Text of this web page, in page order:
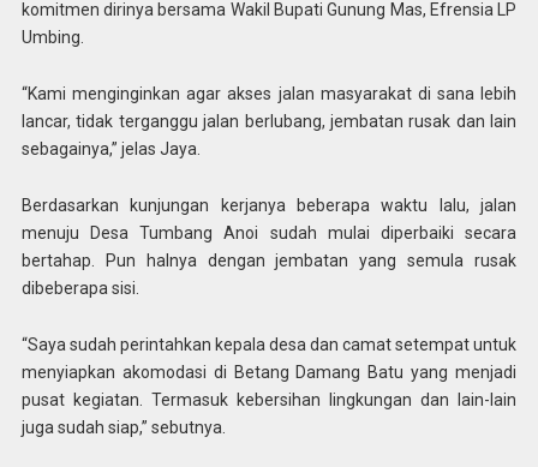
komitmen dirinya bersama Wakil Bupati Gunung Mas, Efrensia LP
Umbing.
“Kami menginginkan agar akses jalan masyarakat di sana lebih
lancar, tidak terganggu jalan berlubang, jembatan rusak dan lain
sebagainya,” jelas Jaya.
Berdasarkan kunjungan kerjanya beberapa waktu lalu, jalan
menuju Desa Tumbang Anoi sudah mulai diperbaiki secara
bertahap. Pun halnya dengan jembatan yang semula rusak
dibeberapa sisi.
“Saya sudah perintahkan kepala desa dan camat setempat untuk
menyiapkan akomodasi di Betang Damang Batu yang menjadi
pusat kegiatan. Termasuk kebersihan lingkungan dan lain-lain
juga sudah siap,” sebutnya.